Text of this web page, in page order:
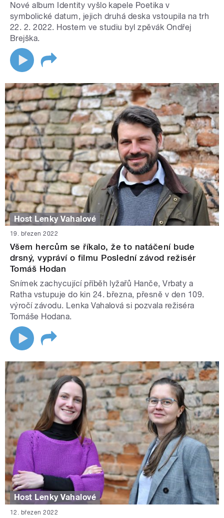
Nové album Identity vyšlo kapele Poetika v
symbolické datum, jejich druhá deska vstoupila na trh
22. 2. 2022. Hostem ve studiu byl zpěvák Ondřej
Brejška.
Host Lenky Vahalové
19. březen 2022
Všem hercům se říkalo, že to natáčení bude
drsný, vypráví o filmu Poslední závod režisér
Tomáš Hodan
Snímek zachycující příběh lyžařů Hanče, Vrbaty a
Ratha vstupuje do kin 24. března, přesně v den 109.
výročí závodu. Lenka Vahalová si pozvala režiséra
Tomáše Hodana.
Host Lenky Vahalové
12. březen 2022